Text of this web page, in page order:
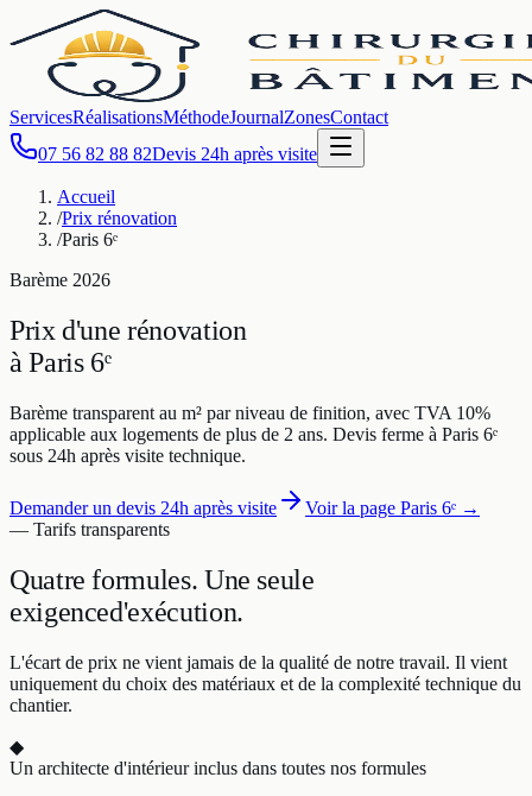
ServicesRéalisationsMéthodeJournalZonesContact
07 56 82 88 82Devis 24h après visite
Accueil
/Prix rénovation
/Paris 6ᵉ
Barème 2026
Prix d'une rénovation
àParis 6ᵉ
Barème transparent au m² par niveau de finition, avec TVA 10%
applicable aux logements de plus de 2 ans. Devis ferme à Paris 6ᵉ
sous 24h après visite technique.
Demander un devis 24h après visite Voir la page Paris 6ᵉ →
— Tarifs transparents
Quatre formules. Une seule
exigenced'exécution.
L'écart de prix ne vient jamais de la qualité de notre travail. Il vient
uniquement du choix des matériaux et de la complexité technique du
chantier.
◆
Un architecte d'intérieur inclus dans toutes nos formules